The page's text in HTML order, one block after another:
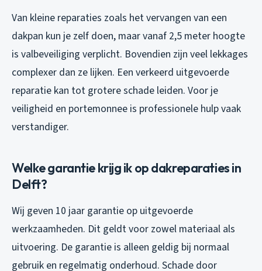
Van kleine reparaties zoals het vervangen van een
dakpan kun je zelf doen, maar vanaf 2,5 meter hoogte
is valbeveiliging verplicht. Bovendien zijn veel lekkages
complexer dan ze lijken. Een verkeerd uitgevoerde
reparatie kan tot grotere schade leiden. Voor je
veiligheid en portemonnee is professionele hulp vaak
verstandiger.
Welke garantie krijg ik op dakreparaties in
Delft?
Wij geven 10 jaar garantie op uitgevoerde
werkzaamheden. Dit geldt voor zowel materiaal als
uitvoering. De garantie is alleen geldig bij normaal
gebruik en regelmatig onderhoud. Schade door